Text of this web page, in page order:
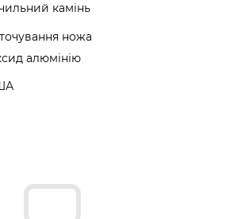
камінь
ножа
алюмінію